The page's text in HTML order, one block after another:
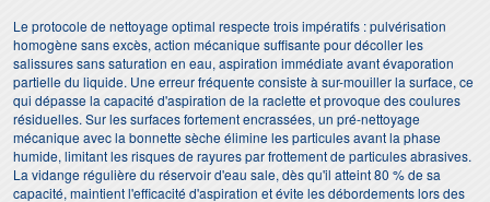
Le protocole de nettoyage optimal respecte trois impératifs : pulvérisation
homogène sans excès, action mécanique suffisante pour décoller les
salissures sans saturation en eau, aspiration immédiate avant évaporation
partielle du liquide. Une erreur fréquente consiste à sur-mouiller la surface, ce
qui dépasse la capacité d'aspiration de la raclette et provoque des coulures
résiduelles. Sur les surfaces fortement encrassées, un pré-nettoyage
mécanique avec la bonnette sèche élimine les particules avant la phase
humide, limitant les risques de rayures par frottement de particules abrasives.
La vidange régulière du réservoir d'eau sale, dès qu'il atteint 80 % de sa
capacité, maintient l'efficacité d'aspiration et évite les débordements lors des